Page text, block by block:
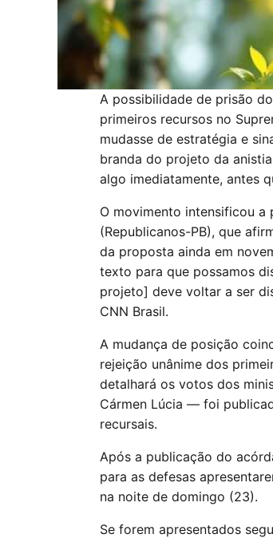
A possibilidade de prisão
primeiros recursos no
mudasse de estratégia e
branda do projeto da
algo imediatamente, antes
O movimento intensificou a
(Republicanos-PB), que
da proposta ainda em
texto para que possamos
projeto] deve voltar a ser
CNN Brasil.
A mudança de posição
rejeição unânime dos
detalhará os votos dos
Cármen Lúcia — foi
recursais.
Após a publicação do
para as defesas
na noite de domingo (23).
Se forem apresentados